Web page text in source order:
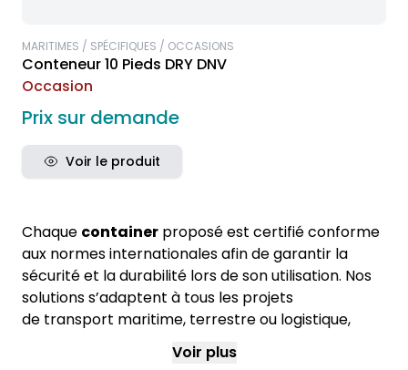
MARITIMES / SPÉCIFIQUES / OCCASIONS
Conteneur 10 Pieds DRY DNV
Occasion
Prix sur demande
Voir le produit
Chaque container proposé est certifié conforme
aux normes internationales afin de garantir la
sécurité et la durabilité lors de son utilisation. Nos
solutions s’adaptent à tous les projets
de transport maritime, terrestre ou logistique,
selon vos exigences professionnelles.
Voir plus